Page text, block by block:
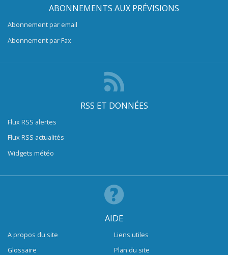
ABONNEMENTS AUX PRÉVISIONS
Abonnement par email
Abonnement par Fax
RSS ET DONNÉES
Flux RSS alertes
Flux RSS actualités
Widgets météo
AIDE
A propos du site
Glossaire
Liens utiles
Plan du site